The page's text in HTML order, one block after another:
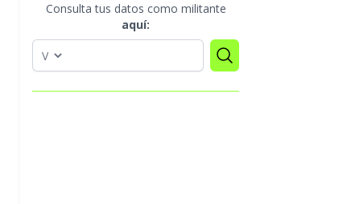
Consulta tus datos como militante
aquí: